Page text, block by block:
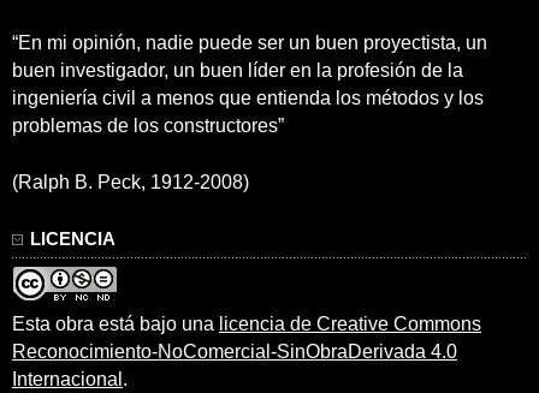
“En mi opinión, nadie puede ser un buen proyectista, un
buen investigador, un buen líder en la profesión de la
ingeniería civil a menos que entienda los métodos y los
problemas de los constructores”
(Ralph B. Peck, 1912-2008)
LICENCIA
Esta obra está bajo una licencia de Creative Commons
Reconocimiento-NoComercial-SinObraDerivada 4.0
Internacional .